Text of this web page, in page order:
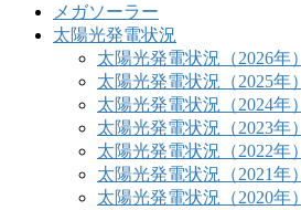
メガソーラー
太陽光発電状況
太陽光発電状況（2026年）
太陽光発電状況（2025年）
太陽光発電状況（2024年）
太陽光発電状況（2023年）
太陽光発電状況（2022年）
太陽光発電状況（2021年）
太陽光発電状況（2020年）